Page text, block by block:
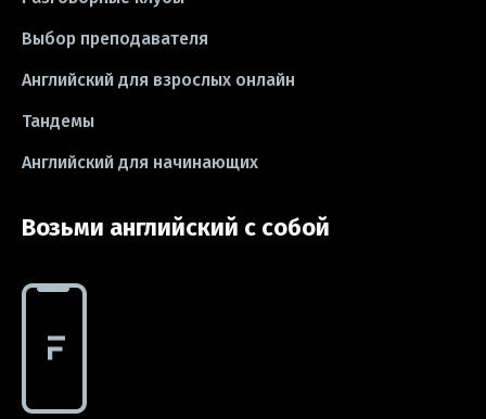
#idioms #эссе
Выбор преподавателя
Английский для взрослых онлайн
Тандемы
Английский для начинающих
Возьми английский с собой